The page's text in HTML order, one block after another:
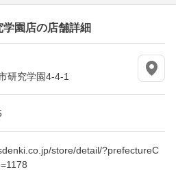
園店の店舗詳細
研究学園4-4-1
store/detail/?prefectureC